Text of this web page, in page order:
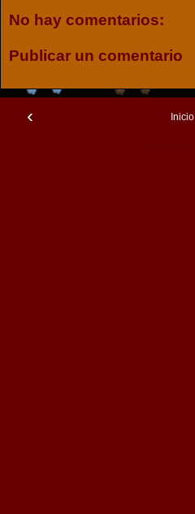
No hay comentarios:
Publicar un comentario
‹ Inicio